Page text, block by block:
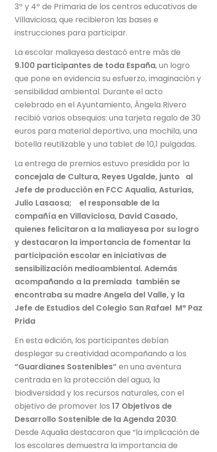
3º y 4º de Primaria de los centros educativos de
Villaviciosa, que recibieron las bases e
instrucciones para participar.
La escolar maliayesa destacó entre más de
9.100 participantes de toda España, un logro
que pone en evidencia su esfuerzo, imaginación y
sensibilidad ambiental. Durante el acto
celebrado en el Ayuntamiento, Ángela Rivero
recibió varios obsequios: una tarjeta regalo de 30
euros para material deportivo, una mochila, una
botella reutilizable y una tablet de 10,1 pulgadas.
La entrega de premios estuvo presidida por la
concejala de Cultura, Reyes Ugalde, junto al
Jefe de producción en FCC Aqualia, Asturias,
Julio Lasaosa; el responsable de la
compañía en Villaviciosa, David Casado,
quienes felicitaron a la maliayesa por su logro
y destacaron la importancia de fomentar la
participación escolar en iniciativas de
sensibilización medioambiental. Además
acompañando a la premiada también se
encontraba su madre Angela del Valle, y la
Jefe de Estudios del Colegio San Rafael Mª Paz
Prida
En esta edición, los participantes debían
desplegar su creatividad acompañando a los
“Guardianes Sostenibles” en una aventura
centrada en la protección del agua, la
biodiversidad y los recursos naturales, con el
objetivo de promover los 17 Objetivos de
Desarrollo Sostenible de la Agenda 2030.
Desde Aqualia destacaron que “la implicación de
los escolares demuestra la importancia de